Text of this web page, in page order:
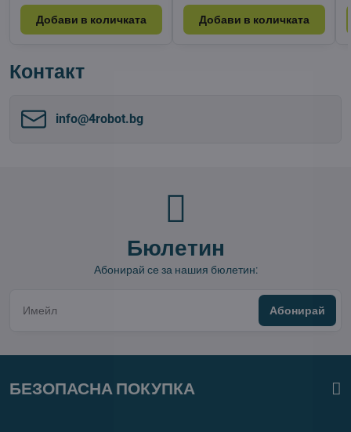
Добави в количката Добави в количката
Контакт
info​@4robot​.bg
Бюлетин
Абонирай се за нашия бюлетин:
Абонирай
БЕЗОПАСНА ПОКУПКА